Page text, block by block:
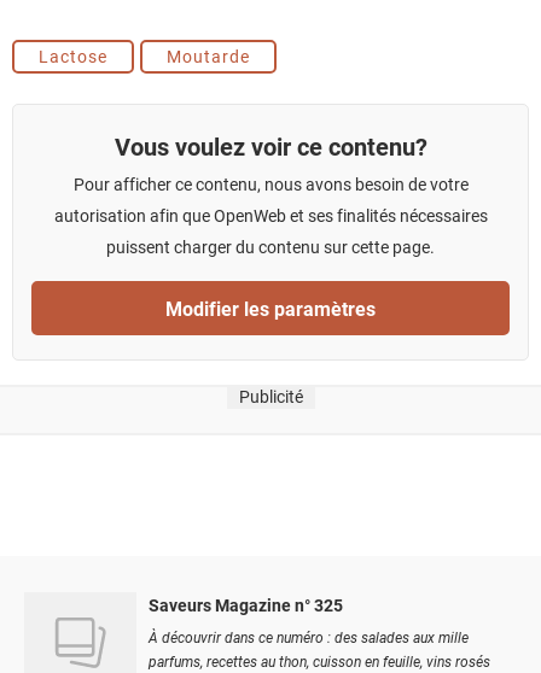
Lactose Moutarde
Vous voulez voir ce contenu?
Pour afficher ce contenu, nous avons besoin de votre
autorisation afin que OpenWeb et ses finalités nécessaires
puissent charger du contenu sur cette page.
Modifier les paramètres
Publicité
Saveurs Magazine n° 325
À découvrir dans ce numéro : des salades aux mille
parfums, recettes au thon, cuisson en feuille, vins rosés